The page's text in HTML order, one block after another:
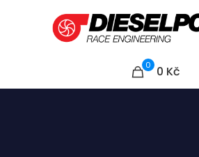
0 0 Kč